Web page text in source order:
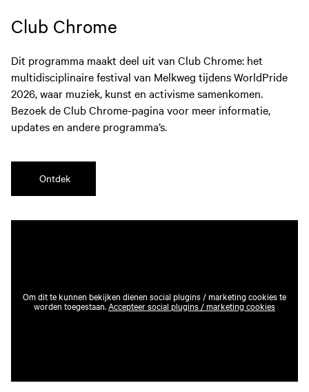
Club Chrome
Dit programma maakt deel uit van Club Chrome: het
multidisciplinaire festival van Melkweg tijdens WorldPride
2026, waar muziek, kunst en activisme samenkomen.
Bezoek de Club Chrome-pagina voor meer informatie,
updates en andere programma’s.
Ontdek
Om dit te kunnen bekijken dienen social plugins / marketing cookies te
worden toegestaan.Accepteer social plugins / marketing cookies